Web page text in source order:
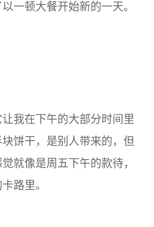
一顿大餐开始新的一天。
我在下午的大部分时间里
饼干，是别人带来的，但
就像是周五下午的款待，
路里。